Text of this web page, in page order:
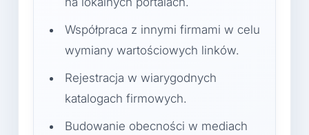
Współpraca z innymi firmami w celu
wymiany wartościowych linków.
Rejestracja w wiarygodnych
katalogach firmowych.
Budowanie obecności w mediach